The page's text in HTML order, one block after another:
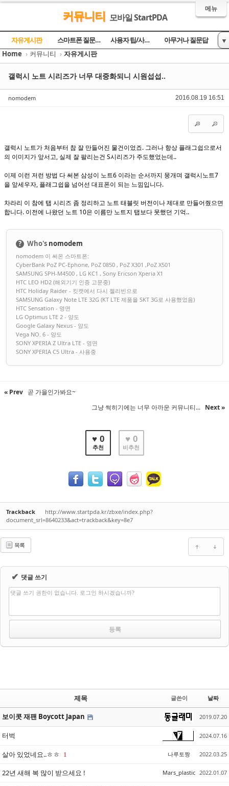
메뉴
커뮤니티 모바일 StartPDA
자유게시판 스마트폰 질문과 답 사용자 팁/사용기
아무거나 질문답
토론의 장
▼
Home › 커뮤니티 › 자유게시판
2016.08.19 16:51
갤럭시 노트 시리즈가 너무 대중화되니 시원섭섭..
nomodem
갤럭시 노트가 처음부터 참 잘 만들어진 물건이었죠. 그러나 항상 플래그쉽으로서
의 이미지가 앞서고, 실제 잘 팔리는건 S시리즈가 주도했었는데..
이제 이런 저런 방법 다 써본 삼성이 노트6 이라는 순서까지 뭉개며 갤럭시노트7
을 앞세우자, 플래그쉽을 넘어선 대표폰이 되는 느낌입니다.
차라리 이 참에 탭 시리즈 좀 정리하고 노트 태블릿 버전이나 제대로 만들어줬으면
합니다. 이전에 나왔던 노트 10은 이름만 노트지 탭보다 못했던 기억..
? Who's nomodem
nomodem 이 써온 스마트폰:
CyberBank PoZ PC-Ephone, PoZ 0850 , PoZ X301 ,PoZ X501
SAMSUNG SPH-M4500 , LG KC1 , Sony Ericson Xperia X1
HTC LEO HD2 (해외기기 인증 고문중)
HTC Holiday Raider - 킷캣에서 다시 젤리빈으로
SAMSUNG Galaxy Note LTE 32G (KT LTE 제품을 SKT 3G로 사용했었음)
HTC Sensation - 영면
LG Optimus LTE 2 - 양도
Google Galaxy Nexus - 양도
Vega NO. 6 - 양도
SONY XPERIA Z Ultra LTE - 영면
SONY XPERIA C5 Ultra - 사용중
« Prev 곧 가을인가봐요~
그냥 썩히기에는 너무 아까운 커뮤니티... Next »
♥ 0
추천
♥ 0
비추천
Trackback
http://www.startpda.kr/zbxe/index.php?
document_srl=8640233&act=trackback&key=8e7
목록
✔ 댓글 쓰기
댓글 쓰기 권한이 없습니다. 로그인 하시겠습니까?
제목 글쓴이 날짜
보이콧 재팬 Boycott Japan 2019.07.20
터벅 2024.07.16
살아 있었네요..ㅎㅎ 1 나루토짱 2022.03.25
22년 새해 복 많이 받으세요 ! Mars_plastic 2022.01.07
Sketchbook5, 스케치북5
Sketchbook5, 스케치북5
Sketchbook5, 스케치북5
Sketchbook5, 스케치북5